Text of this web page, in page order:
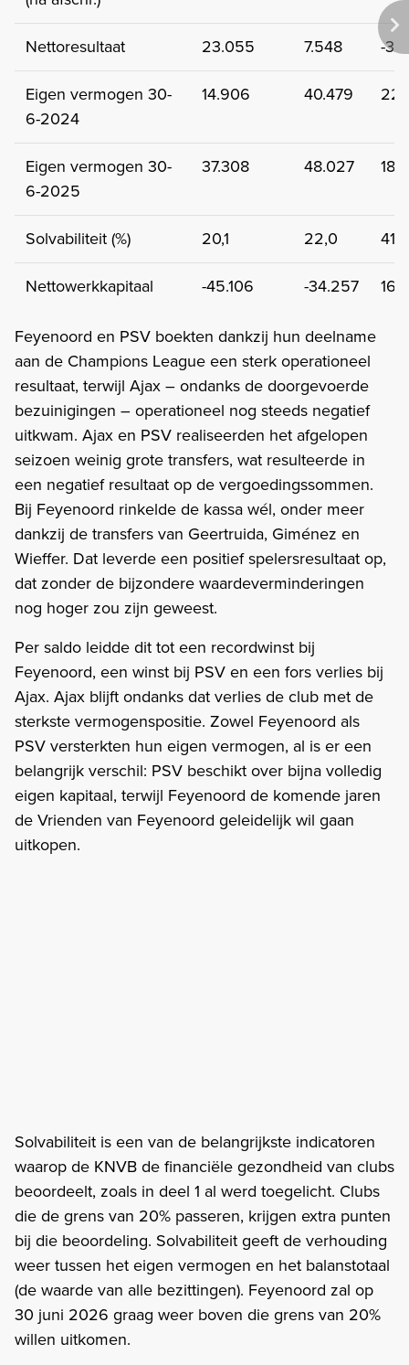
Nettoresultaat
23.055 7.548
-
Eigen vermogen 30-
6-2024
14.906 40.479
Eigen vermogen 30-
6-2025
37.308 48.027
Solvabiliteit (%) 20,1 22,0
41,5
Nettowerkkapitaal
-45.106 -34.257
Feyenoord en PSV boekten dankzij hun deelname
aan de Champions League een sterk operationeel
resultaat, terwijl Ajax – ondanks de doorgevoerde
bezuinigingen – operationeel nog steeds negatief
uitkwam. Ajax en PSV realiseerden het afgelopen
seizoen weinig grote transfers, wat resulteerde in
een negatief resultaat op de vergoedingssommen.
Bij Feyenoord rinkelde de kassa wél, onder meer
dankzij de transfers van Geertruida, Giménez en
Wieffer. Dat leverde een positief spelersresultaat op,
dat zonder de bijzondere waardeverminderingen
nog hoger zou zijn geweest.
Per saldo leidde dit tot een recordwinst bij
Feyenoord, een winst bij PSV en een fors verlies bij
Ajax. Ajax blijft ondanks dat verlies de club met de
sterkste vermogenspositie. Zowel Feyenoord als
PSV versterkten hun eigen vermogen, al is er een
belangrijk verschil: PSV beschikt over bijna volledig
eigen kapitaal, terwijl Feyenoord de komende jaren
de Vrienden van Feyenoord geleidelijk wil gaan
uitkopen.
Solvabiliteit is een van de belangrijkste indicatoren
waarop de KNVB de financiële gezondheid van clubs
beoordeelt, zoals in deel 1 al werd toegelicht. Clubs
die de grens van 20% passeren, krijgen extra punten
bij die beoordeling. Solvabiliteit geeft de verhouding
weer tussen het eigen vermogen en het balanstotaal
(de waarde van alle bezittingen). Feyenoord zal op
30 juni 2026 graag weer boven die grens van 20%
willen uitkomen.